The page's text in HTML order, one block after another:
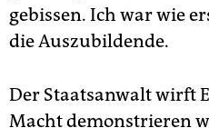
gebissen. Ich war wie
die Auszubildende.
Der Staatsanwalt wirft
Macht demonstrieren